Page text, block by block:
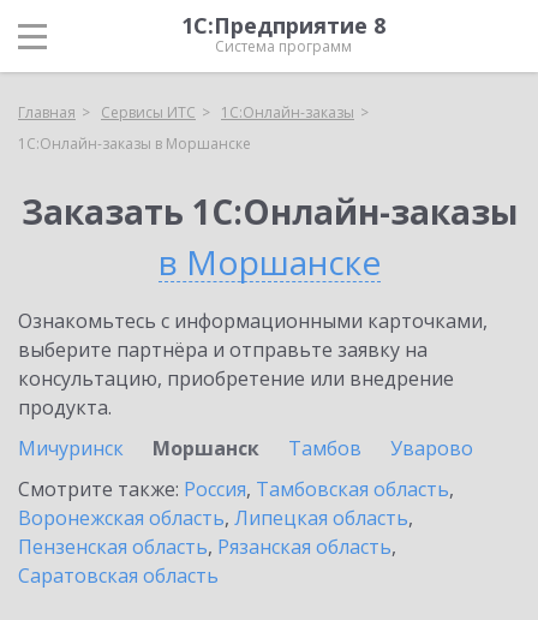
1С:Предприятие 8
Система программ
Главная Сервисы ИТС
1С:Онлайн-заказы
1С:Онлайн-заказы в Моршанске
Заказать 1С:Онлайн-заказы
в Моршанске
Ознакомьтесь с информационными карточками,
выберите партнёра и отправьте заявку на
консультацию, приобретение или внедрение
продукта.
Мичуринск
Моршанск Тамбов
Уварово
Смотрите также: Россия, Тамбовская область,
Воронежская область, Липецкая область,
Пензенская область, Рязанская область,
Саратовская область